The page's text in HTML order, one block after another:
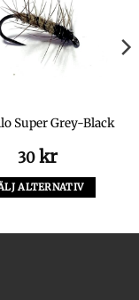
Super Grey-Black
30 kr
ALTERNATIV